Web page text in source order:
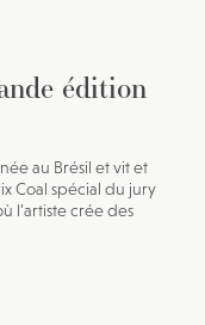
édition
au Brésil et vit et
Coal spécial du jury
l’artiste crée des